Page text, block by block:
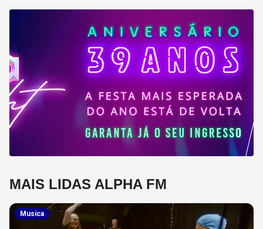
MAIS LIDAS ALPHA FM
Musica